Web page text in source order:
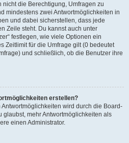
die Berechtigung, Umfragen zu
mindestens zwei Antwortmöglichkeiten in
und dabei sicherstellen, dass jede
Zeile steht. Du kannst auch unter
festlegen, wie viele Optionen ein
Zeitlimit für die Umfrage gilt (0 bedeutet
und schließlich, ob die Benutzer ihre
erstellen?
wird durch die Board-
glaubst, mehr Antwortmöglichkeiten als
einen Administrator.